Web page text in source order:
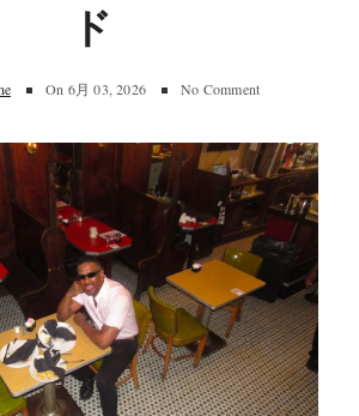
ド
On 6月 03, 2026 No Comment